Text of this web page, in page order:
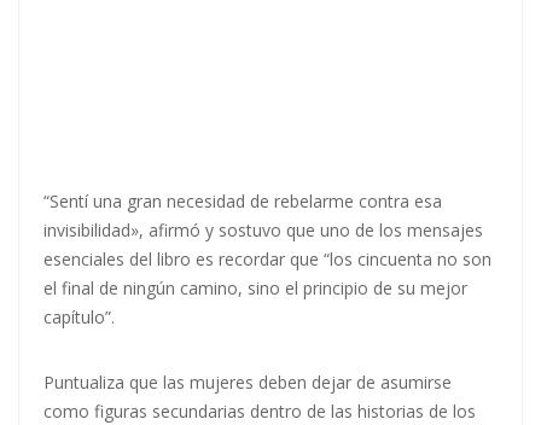
“Sentí una gran necesidad de rebelarme contra esa
invisibilidad», afirmó y sostuvo que uno de los mensajes
esenciales del libro es recordar que “los cincuenta no son
el final de ningún camino, sino el principio de su mejor
capítulo”.
Puntualiza que las mujeres deben dejar de asumirse
como figuras secundarias dentro de las historias de los